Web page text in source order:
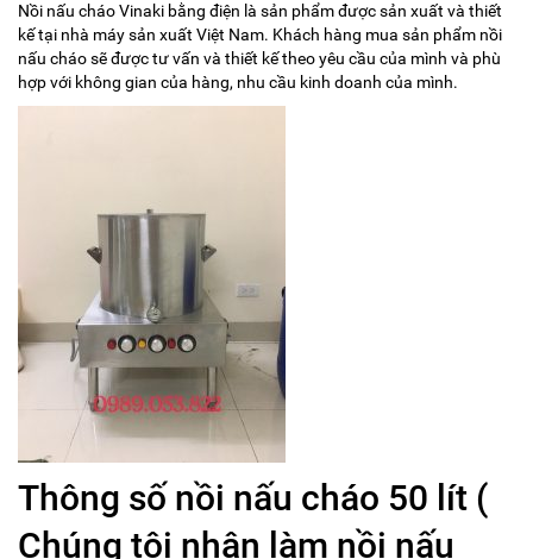
Nồi nấu cháo Vinaki bằng điện là sản phẩm được sản xuất và thiết
kế tại nhà máy sản xuất Việt Nam. Khách hàng mua sản phẩm nồi
nấu cháo sẽ được tư vấn và thiết kế theo yêu cầu của mình và phù
hợp với không gian của hàng, nhu cầu kinh doanh của mình.
Thông số nồi nấu cháo 50 lít (
Chúng tôi nhận làm nồi nấu